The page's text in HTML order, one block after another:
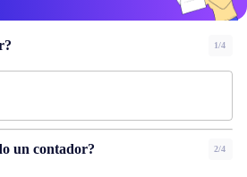
1/4
un contador? 2/4